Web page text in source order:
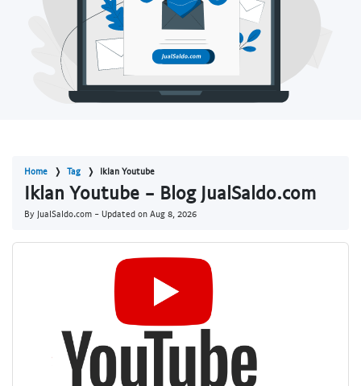
Home Tag Iklan Youtube
Iklan Youtube - Blog JualSaldo.com
By JualSaldo.com - Updated on Aug 8, 2026